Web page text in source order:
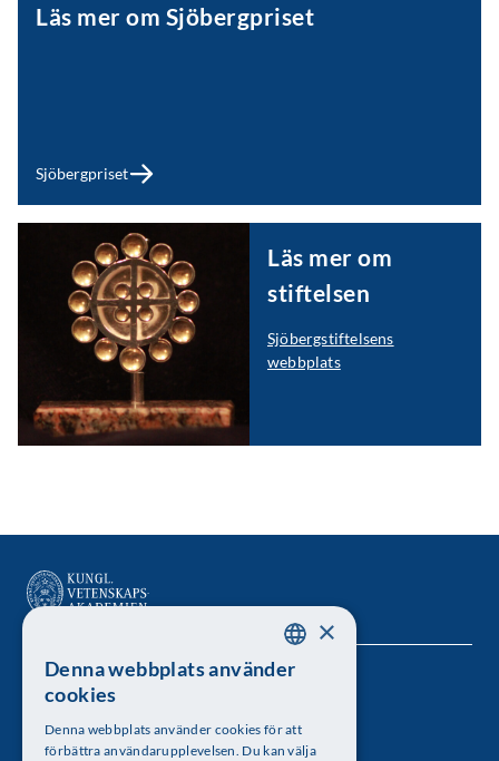
Läs mer om Sjöbergpriset
Sjöbergpriset
Läs mer om
stiftelsen
Sjöbergstiftelsens
webbplats
Kungl. Vetenskapsakademien
Besöksadress: Lilla Frescativägen 4A
SWEDISH
×
Denna webbplats använder
cookies
Denna webbplats använder cookies för att
förbättra användarupplevelsen. Du kan välja